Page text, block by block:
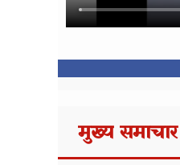
मुख्य समाचार